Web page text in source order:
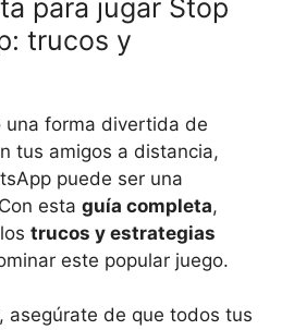
para jugar Stop
trucos y
una forma divertida de
tus amigos a distancia,
puede ser una
esta guía completa,
trucos y estrategias
este popular juego.
asegúrate de que todos tus